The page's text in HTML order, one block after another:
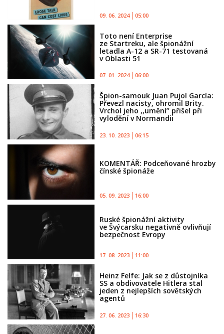
09. 06. 2024 05:00
Toto není Enterprise
ze Startreku, ale špionážní
letadla A-12 a SR-71 testovaná
v Oblasti 51
07. 01. 2024 06:00
Špion-samouk Juan Pujol García:
Převezl nacisty, ohromil Brity.
Vrchol jeho ,,umění” přišel při
vylodění v Normandii
23. 10. 2023 06:15
KOMENTÁŘ: Podceňované hrozby
čínské špionáže
05. 09. 2023 16:00
Ruské špionážní aktivity
ve Švýcarsku negativně ovlivňují
bezpečnost Evropy
17. 08. 2023 11:00
Heinz Felfe: Jak se z důstojníka
SS a obdivovatele Hitlera stal
jeden z nejlepších sovětských
agentů
27. 06. 2023 16:30